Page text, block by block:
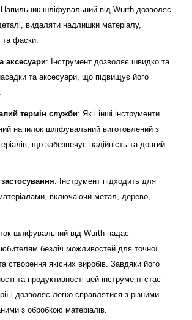
шліфувальний від Wurth дозволяє
видаляти надлишки матеріалу,
та фаски.
аксесуари: Інструмент дозволяє швидко та
та аксесуари, що підвищує його
термін служби: Як і інші інструменти
напилок шліфувальний виготовлений з
що забезпечує надійність та довгий
: Інструмент підходить для
включаючи метал, дерево,
шліфувальний від Wurth надає
безліч можливостей для точної
створення якісних виробів. Завдяки його
та продуктивності цей інструмент стає
і дозволяє легко справлятися з різними
з обробкою матеріалів.